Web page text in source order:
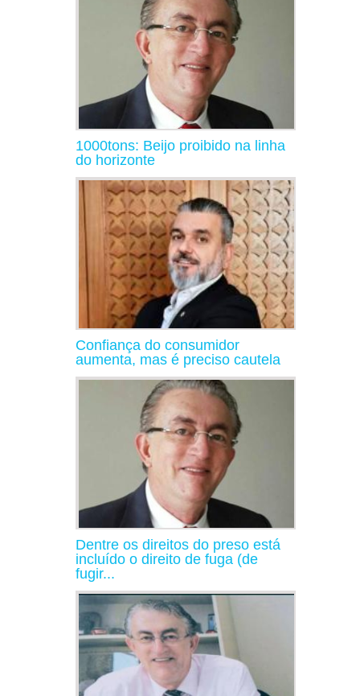
1000tons: Beijo proibido na linha
do horizonte
Confiança do consumidor
aumenta, mas é preciso cautela
Dentre os direitos do preso está
incluído o direito de fuga (de
fugir...